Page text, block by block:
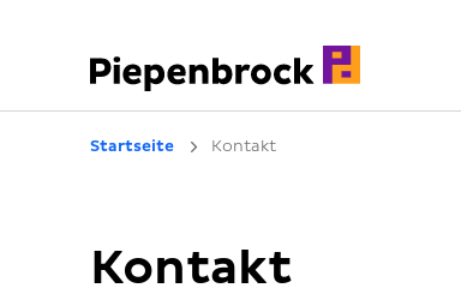
Startseite Kontakt
Kontakt